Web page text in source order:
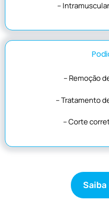
–
– Remoção
– Tratamento
– Corte
Saiba